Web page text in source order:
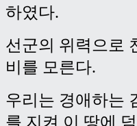
하였다.
선군의 위력으로
비를 모른다.
우리는 경애하는
를 지켜 이 땅에